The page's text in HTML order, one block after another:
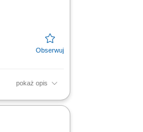
pokaż opis